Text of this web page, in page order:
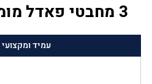
3 מחבטי פאדל מומלצים עבורכם
עמיד ומקצועי